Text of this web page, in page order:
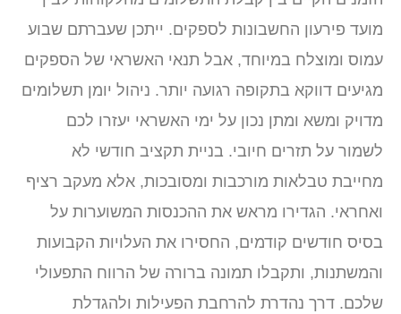
מועד פירעון החשבונות לספקים. ייתכן שעברתם שבוע
עמוס ומוצלח במיוחד, אבל תנאי האשראי של הספקים
מגיעים דווקא בתקופה רגועה יותר. ניהול יומן תשלומים
מדויק ומשא ומתן נכון על ימי האשראי יעזרו לכם
לשמור על תזרים חיובי. בניית תקציב חודשי לא
מחייבת טבלאות מורכבות ומסובכות, אלא מעקב רציף
ואחראי. הגדירו מראש את ההכנסות המשוערות על
בסיס חודשים קודמים, החסירו את העלויות הקבועות
והמשתנות, ותקבלו תמונה ברורה של הרווח התפעולי
שלכם. דרך נהדרת להרחבת הפעילות ולהגדלת